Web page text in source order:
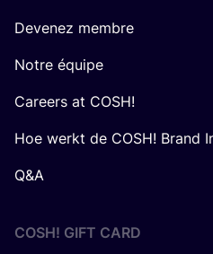
Devenez membre
Notre équipe
Careers at COSH!
Hoe werkt de COSH! Brand
Q&A
COSH! GIFT CARD